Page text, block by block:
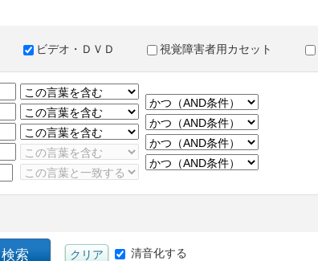
ビデオ・ＤＶＤ 視覚障害者用カセット
清音化する